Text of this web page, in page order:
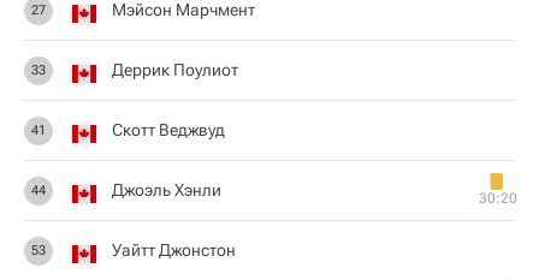
27 Мэйсон Марчмент
33 Деррик Поулиот
41 Скотт Веджвуд
44 Джоэль Хэнли 30:20
53 Уайтт Джонстон